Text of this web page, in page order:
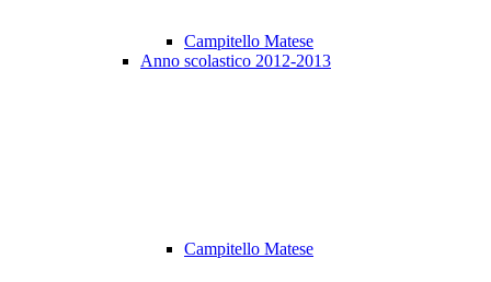
Campitello Matese
Anno scolastico 2012-2013
Campitello Matese